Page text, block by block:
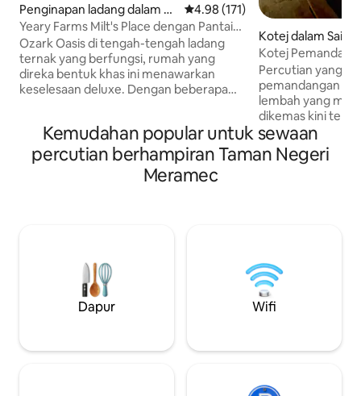
Penginapan ladang dalam St
eelville
Penarafan purata 4.98 daripada
4.98 (171)
Yeary Farms Milt's Place dengan Pantai
Persendirian!
Ozark Oasis di tengah-tengah ladang
ternak yang berfungsi, rumah yang
direka bentuk khas ini menawarkan
keselesaan deluxe. Dengan beberapa
percutian yang sesuai untuk percutian
romantik, keluarga dan rakan-rakan
untuk berehat dan mencipta kenangan,
artis dan penulis untuk menganjurkan
daftar masuk. Cari tapak Ladang Tahun
untuk maklumat lanjut.
Kotej dalam Saint
Kotej
air panas, sauna,
Percutian yang
pemandangan
lembah yang
dikemas kini
dengan 3 ekar
dari St. Louis. Percutian yang sempurna
untuk keluarga
percutian yang hebat.
makanan,
sendiri untuk
matahari
Kemudahan popular untuk sewaan
percutian berhampiran Taman Negeri
Meramec
Dapur Wifi